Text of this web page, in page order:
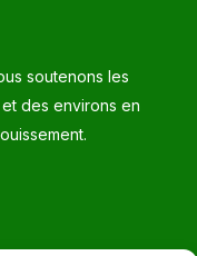
soutenons les
des environs en